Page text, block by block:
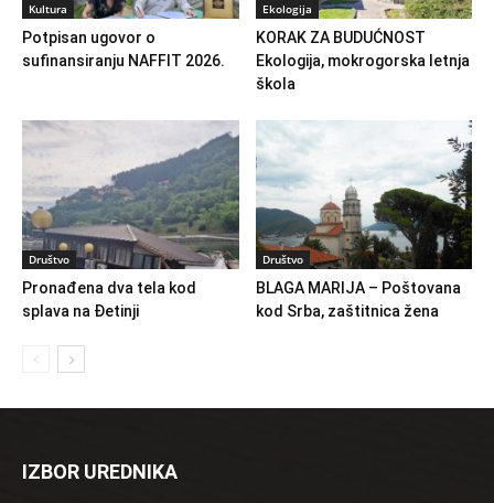
Kultura
Potpisan ugovor o
sufinansiranju NAFFIT 2026.
Ekologija
KORAK ZA BUDUĆNOST
Ekologija, mokrogorska letnja
škola
Društvo
Pronađena dva tela kod
splava na Đetinji
Društvo
BLAGA MARIJA – Poštovana
kod Srba, zaštitnica žena
IZBOR UREDNIKA